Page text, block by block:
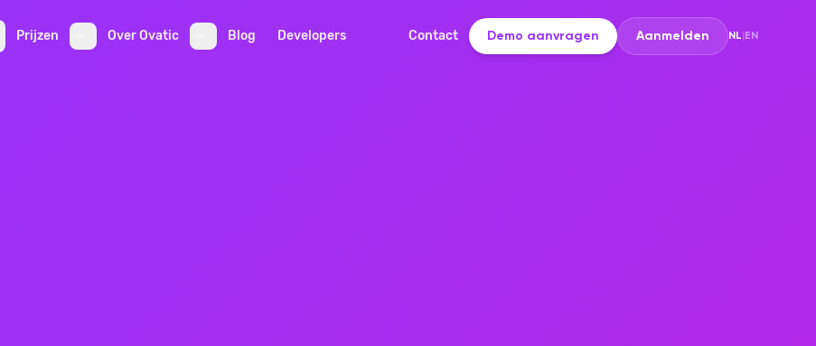
Prijzen Over Ovatic Blog Developers Contact Demo aanvragen Aanmelden NL EN